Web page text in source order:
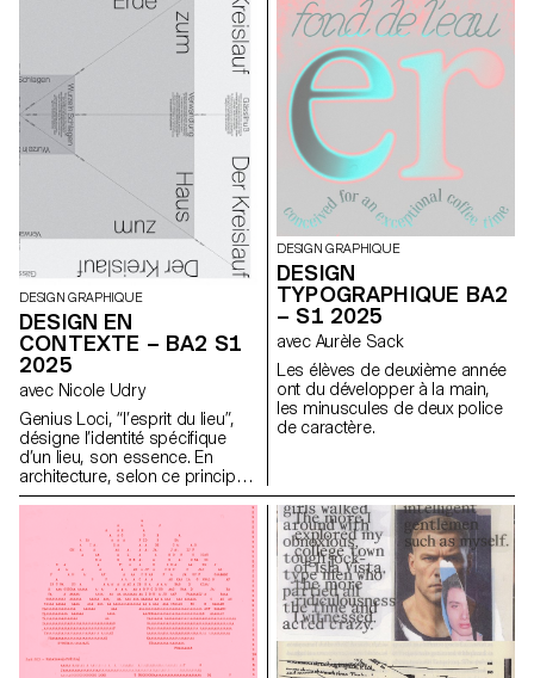
DESIGN GRAPHIQUE
DESIGN EN
CONTEXTE – BA2 S1
2025
avec Nicole Udry
Genius Loci, “l’esprit du lieu”,
désigne l’identité spécifique
d’un lieu, son essence. En
architecture, selon ce principe,
les caractéristiques uniques
d’un lieu sont prolongées dans
une réalisation. Les élèves de
2ème année en Design
graphique ont travaillé sur une
communication basée sur ce
principe et sur la réalisation
architecturale qui s’y réfère afin
d’en faire la promotion, ou de
prolonger la communication du
DESIGN GRAPHIQUE
DESIGN
TYPOGRAPHIQUE BA2
– S1 2025
avec Aurèle Sack
Les élèves de deuxième année
ont du développer à la main,
les minuscules de deux police
de caractère.